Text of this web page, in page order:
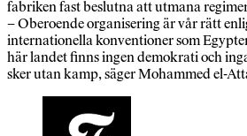
fabriken fast beslutna att utmana
– Oberoende organisering är vår rätt
internationella konventioner som
här landet finns ingen demokrati och
sker utan kamp, säger Mohammed el-